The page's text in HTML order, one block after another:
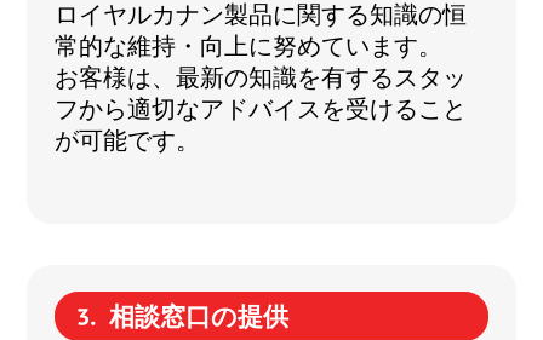
ロイヤルカナン製品に関する知識の恒
常的な維持・向上に努めています。
お客様は、最新の知識を有するスタッ
フから適切なアドバイスを受けること
が可能です。
相談窓口の提供